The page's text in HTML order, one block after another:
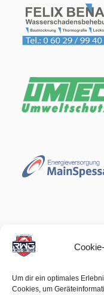
Um dir ein optimales
Cookies, um